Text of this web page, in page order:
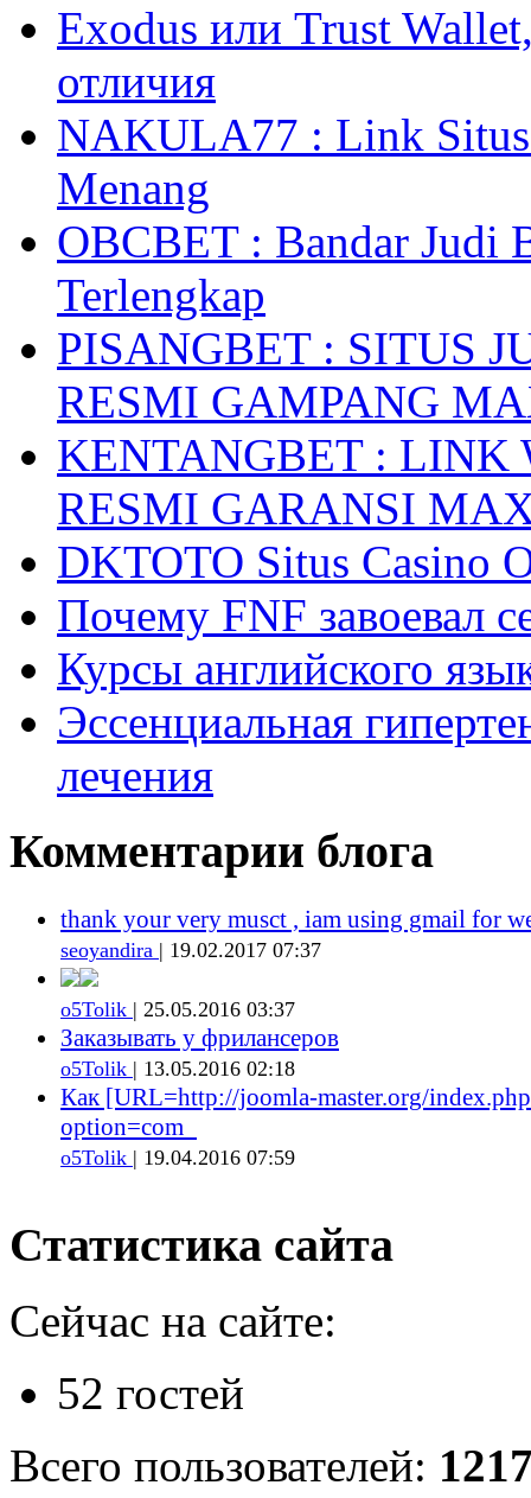
Exodus или Trust
отличия
NAKULA77 : Link Situs
Menang
OBCBET : Bandar Judi
Terlengkap
PISANGBET : SITUS
RESMI GAMPANG
KENTANGBET : LINK
RESMI GARANSI
DKTOTO Situs Casino
Почему FNF завоевал
Курсы английского
Эссенциальная
лечения
Комментарии блога
thank your very musct , iam using gmail for
seoyandira | 19.02.2017 07:37
o5Tolik | 25.05.2016 03:37
Заказывать у фрилансеров
o5Tolik | 13.05.2016 02:18
Как [URL=http://joomla-master.org/
option=com_
o5Tolik | 19.04.2016 07:59
Статистика сайта
Сейчас на сайте:
52 гостей
Всего пользователей: